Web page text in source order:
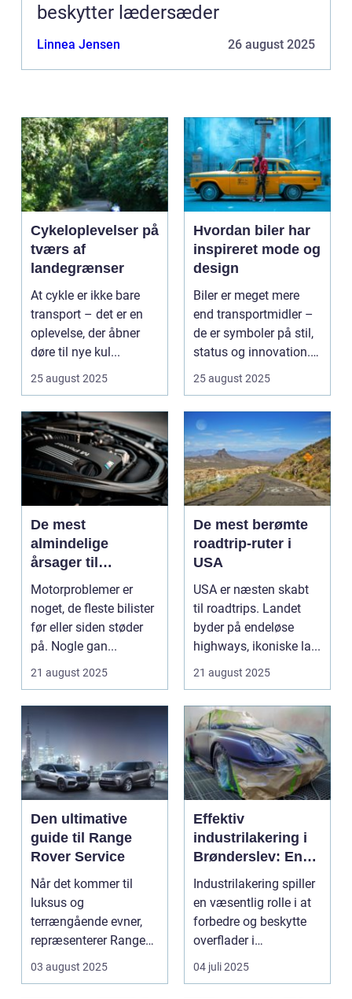
beskytter lædersæder
Linnea Jensen 26 august 2025
Cykeloplevelser på
tværs af
landegrænser
At cykle er ikke bare
transport – det er en
oplevelse, der åbner
døre til nye kul...
25 august 2025
Hvordan biler har
inspireret mode og
design
Biler er meget mere
end transportmidler –
de er symboler på stil,
status og innovation.
...
25 august 2025
De mest
almindelige
årsager til
motorproblemer
Motorproblemer er
noget, de fleste bilister
før eller siden støder
på. Nogle gan...
21 august 2025
De mest berømte
roadtrip-ruter i
USA
USA er næsten skabt
til roadtrips. Landet
byder på endeløse
highways, ikoniske la...
21 august 2025
Den ultimative
guide til Range
Rover Service
Når det kommer til
luksus og
terrængående evner,
repræsenterer Range
Rover n...
03 august 2025
Effektiv
industrilakering i
Brønderslev: En
dybdegående
Industrilakering spiller
en væsentlig rolle i at
forbedre og beskytte
overflader i
forskellige...
04 juli 2025